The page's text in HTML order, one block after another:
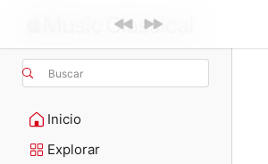
Buscar
Inicio
Explorar